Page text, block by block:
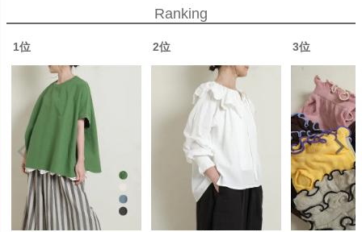
Ranking
1位 2位 3位